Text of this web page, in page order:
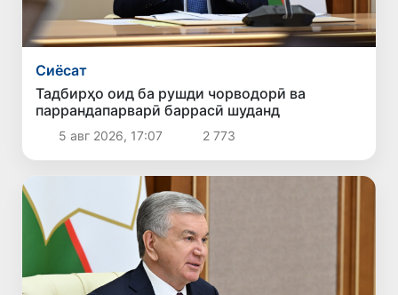
Сиёсат
Тадбирҳо оид ба рушди чорводорӣ ва
паррандапарварӣ баррасӣ шуданд
5 авг 2026, 17:07 2 773